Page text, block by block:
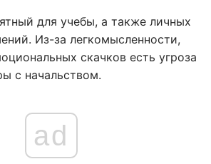
для учебы, а также личных
Из-за легкомысленности,
скачков есть угроза
с начальством.
ad